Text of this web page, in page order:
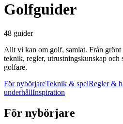
Golfguider
48 guider
Allt vi kan om golf, samlat. Från
teknik, regler, utrustningskunskap och
golfare.
För nybörjareTeknik & spelRegler &
underhållInspiration
För nybörjare